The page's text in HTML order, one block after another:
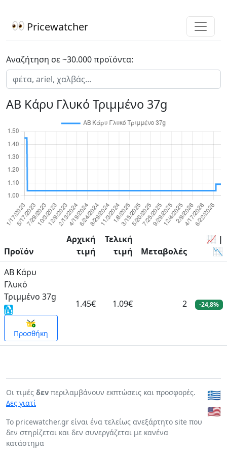
Pricewatcher
Αναζήτηση σε ~30.000 προϊόντα:
ΑΒ Κάρυ Γλυκό Τριμμένο 37g
Προϊόν
Αρχική
τιμή
Τελική
τιμή
Μεταβολές
📈 |
📉
ΑΒ Κάρυ
Γλυκό
Τριμμένο 37g
Προσθήκη
1.45€ 1.09€ 2 -24,8%
Οι τιμές δεν περιλαμβάνουν εκπτώσεις και προσφορές.
Δες γιατί
To pricewatcher.gr είναι ένα τελείως ανεξάρτητο site που
δεν στηρίζεται και δεν συνεργάζεται με κανένα
κατάστημα
🇬🇷
🇺🇸